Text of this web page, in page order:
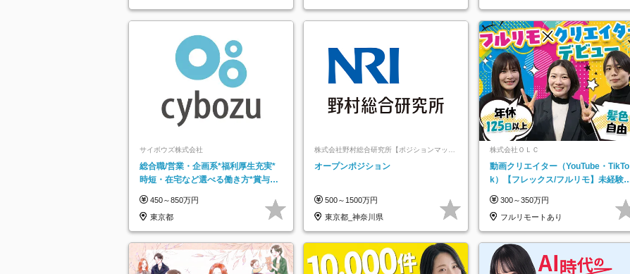
サイボウズ株式会社
総合職/営業・企画系*福利厚生充実*
時短・在宅など選べる働き方*賞与年
450～850万円
東京都
株式会社野村総合研究所【ポジションマッチ
オープンポジション
500～1500万円
東京都_神奈川県
株式会社ＯＬＣ
動画クリエイター（YouTube・TikTo
k）【フレックス/フルリモ】未経験O
300～350万円
フルリモートあり